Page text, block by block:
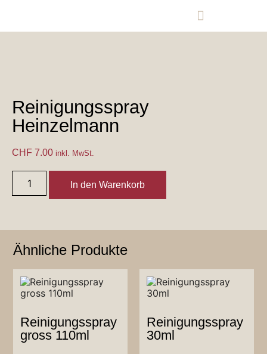
Reinigungsspray
Heinzelmann
CHF 7.00 inkl. MwSt.
In den Warenkorb
Ähnliche Produkte
Reinigungsspray
gross 110ml
Reinigungsspray
30ml